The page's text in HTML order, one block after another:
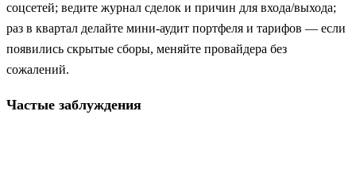
соцсетей; ведите журнал сделок и причин для входа/выхода;
раз в квартал делайте мини‑аудит портфеля и тарифов — если
появились скрытые сборы, меняйте провайдера без
сожалений.
Частые заблуждения